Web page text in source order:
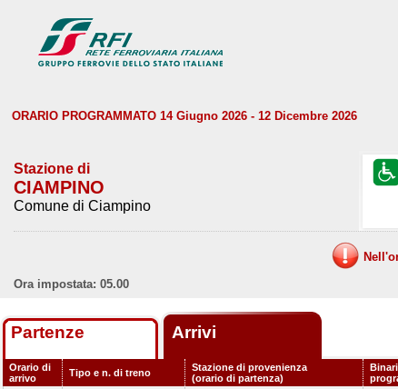
ORARIO PROGRAMMATO 14 Giugno 2026 - 12 Dicembre 2026
Stazione di
CIAMPINO
Comune di Ciampino
Ora impostata: 05.00
Partenze Arrivi
Orario di
arrivo
Tipo e n. di treno
Stazione di provenienza
(orario di partenza)